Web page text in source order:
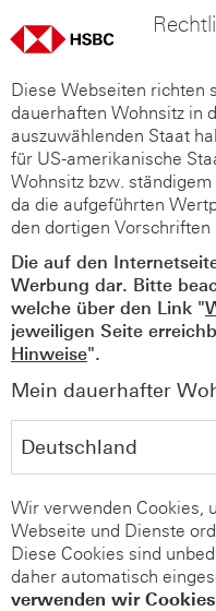
Diese Webseiten richten
dauerhaften Wohnsitz in
auszuwählenden Staat
für US-amerikanische
Wohnsitz bzw.
da die aufgeführten
den dortigen
Die auf den
Werbung dar. Bitte
welche über den Link "
jeweiligen Seite
Hinweise".
Mein dauerhafter
Wir verwenden Cookies,
Webseite und Dienste
Diese Cookies sind
daher automatisch
verwenden wir